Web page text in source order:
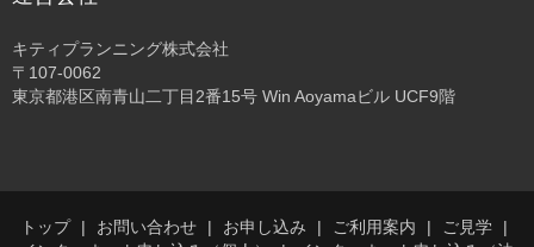
キティプランニング株式会社
〒107-0062
東京都港区南青山二丁目2番15号 Win Aoyamaビル UCF9階
トップ お問い合わせ お申し込み ご利用案内
ご見学